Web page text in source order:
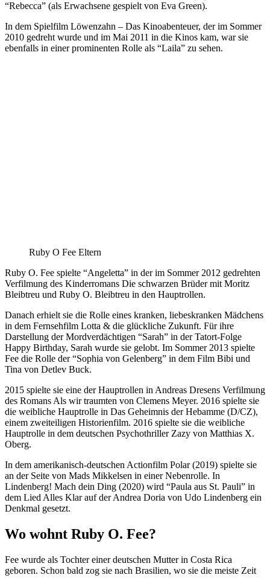
“Rebecca” (als Erwachsene gespielt von Eva Green).
In dem Spielfilm Löwenzahn – Das Kinoabenteuer, der im Sommer
2010 gedreht wurde und im Mai 2011 in die Kinos kam, war sie
ebenfalls in einer prominenten Rolle als “Laila” zu sehen.
Ruby O Fee Eltern
Ruby O. Fee spielte “Angeletta” in der im Sommer 2012 gedrehten
Verfilmung des Kinderromans Die schwarzen Brüder mit Moritz
Bleibtreu und Ruby O. Bleibtreu in den Hauptrollen.
Danach erhielt sie die Rolle eines kranken, liebeskranken Mädchens
in dem Fernsehfilm Lotta & die glückliche Zukunft. Für ihre
Darstellung der Mordverdächtigen “Sarah” in der Tatort-Folge
Happy Birthday, Sarah wurde sie gelobt. Im Sommer 2013 spielte
Fee die Rolle der “Sophia von Gelenberg” in dem Film Bibi und
Tina von Detlev Buck.
2015 spielte sie eine der Hauptrollen in Andreas Dresens Verfilmung
des Romans Als wir traumten von Clemens Meyer. 2016 spielte sie
die weibliche Hauptrolle in Das Geheimnis der Hebamme (D/CZ),
einem zweiteiligen Historienfilm. 2016 spielte sie die weibliche
Hauptrolle in dem deutschen Psychothriller Zazy von Matthias X.
Oberg.
In dem amerikanisch-deutschen Actionfilm Polar (2019) spielte sie
an der Seite von Mads Mikkelsen in einer Nebenrolle. In
Lindenberg! Mach dein Ding (2020) wird “Paula aus St. Pauli” in
dem Lied Alles Klar auf der Andrea Doria von Udo Lindenberg ein
Denkmal gesetzt.
Wo wohnt Ruby O. Fee?
Fee wurde als Tochter einer deutschen Mutter in Costa Rica
geboren. Schon bald zog sie nach Brasilien, wo sie die meiste Zeit